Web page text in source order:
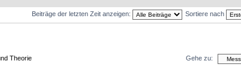
Beiträge der letzten Zeit anzeigen: Sortiere nach
Theorie Gehe zu: